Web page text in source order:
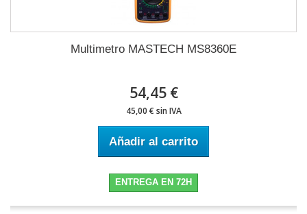
Multimetro MASTECH MS8360E
54,45 €
45,00 € sin IVA
Añadir al carrito
ENTREGA EN 72H